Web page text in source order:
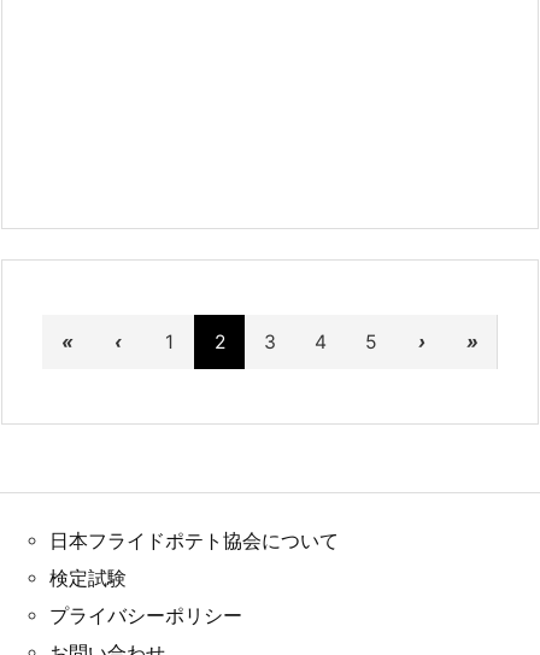
« ‹ 1 2 3 4 5 › »
日本フライドポテト協会について
検定試験
プライバシーポリシー